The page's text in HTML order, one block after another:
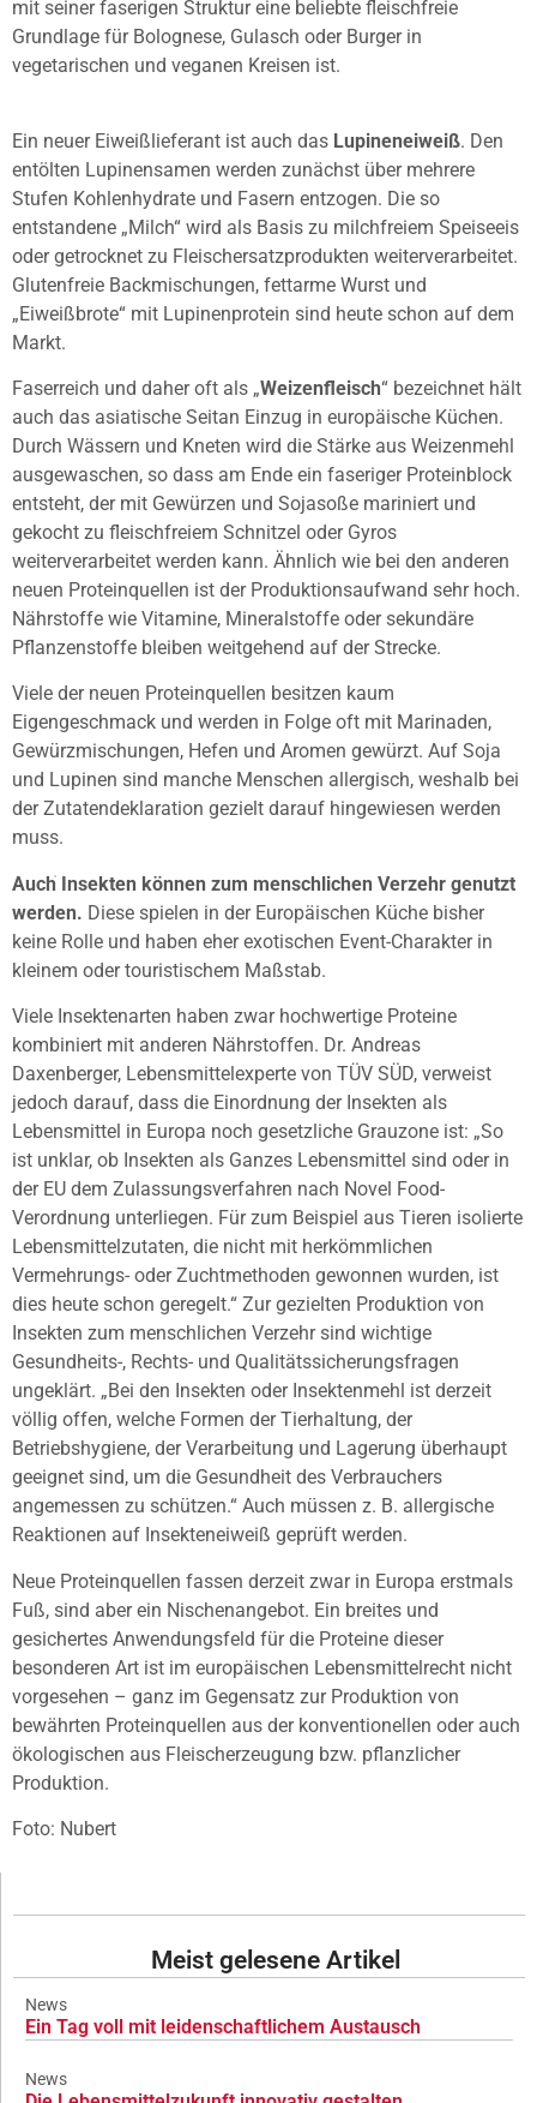
mit seiner faserigen Struktur eine beliebte fleischfreie
Grundlage für Bolognese, Gulasch oder Burger in
vegetarischen und veganen Kreisen ist.
Ein neuer Eiweißlieferant ist auch das Lupineneiweiß. Den
entölten Lupinensamen werden zunächst über mehrere
Stufen Kohlenhydrate und Fasern entzogen. Die so
entstandene „Milch“ wird als Basis zu milchfreiem Speiseeis
oder getrocknet zu Fleischersatzprodukten weiterverarbeitet.
Glutenfreie Backmischungen, fettarme Wurst und
„Eiweißbrote“ mit Lupinenprotein sind heute schon auf dem
Markt.
Faserreich und daher oft als „Weizenfleisch“ bezeichnet hält
auch das asiatische Seitan Einzug in europäische Küchen.
Durch Wässern und Kneten wird die Stärke aus Weizenmehl
ausgewaschen, so dass am Ende ein faseriger Proteinblock
entsteht, der mit Gewürzen und Sojasoße mariniert und
gekocht zu fleischfreiem Schnitzel oder Gyros
weiterverarbeitet werden kann. Ähnlich wie bei den anderen
neuen Proteinquellen ist der Produktionsaufwand sehr hoch.
Nährstoffe wie Vitamine, Mineralstoffe oder sekundäre
Pflanzenstoffe bleiben weitgehend auf der Strecke.
Viele der neuen Proteinquellen besitzen kaum
Eigengeschmack und werden in Folge oft mit Marinaden,
Gewürzmischungen, Hefen und Aromen gewürzt. Auf Soja
und Lupinen sind manche Menschen allergisch, weshalb bei
der Zutatendeklaration gezielt darauf hingewiesen werden
muss.
Auch Insekten können zum menschlichen Verzehr genutzt
werden. Diese spielen in der Europäischen Küche bisher
keine Rolle und haben eher exotischen Event-Charakter in
kleinem oder touristischem Maßstab.
Viele Insektenarten haben zwar hochwertige Proteine
kombiniert mit anderen Nährstoffen. Dr. Andreas
Daxenberger, Lebensmittelexperte von TÜV SÜD, verweist
jedoch darauf, dass die Einordnung der Insekten als
Lebensmittel in Europa noch gesetzliche Grauzone ist: „So
ist unklar, ob Insekten als Ganzes Lebensmittel sind oder in
der EU dem Zulassungsverfahren nach Novel Food-
Verordnung unterliegen. Für zum Beispiel aus Tieren isolierte
Lebensmittelzutaten, die nicht mit herkömmlichen
Vermehrungs- oder Zuchtmethoden gewonnen wurden, ist
dies heute schon geregelt.“ Zur gezielten Produktion von
Insekten zum menschlichen Verzehr sind wichtige
Gesundheits-, Rechts- und Qualitätssicherungsfragen
ungeklärt. „Bei den Insekten oder Insektenmehl ist derzeit
völlig offen, welche Formen der Tierhaltung, der
Betriebshygiene, der Verarbeitung und Lagerung überhaupt
geeignet sind, um die Gesundheit des Verbrauchers
angemessen zu schützen.“ Auch müssen z. B. allergische
Reaktionen auf Insekteneiweiß geprüft werden.
Neue Proteinquellen fassen derzeit zwar in Europa erstmals
Fuß, sind aber ein Nischenangebot. Ein breites und
gesichertes Anwendungsfeld für die Proteine dieser
besonderen Art ist im europäischen Lebensmittelrecht nicht
vorgesehen – ganz im Gegensatz zur Produktion von
bewährten Proteinquellen aus der konventionellen oder auch
ökologischen aus Fleischerzeugung bzw. pflanzlicher
Produktion.
Foto: Nubert
Meist gelesene Artikel
News
Ein Tag voll mit leidenschaftlichem Austausch
News